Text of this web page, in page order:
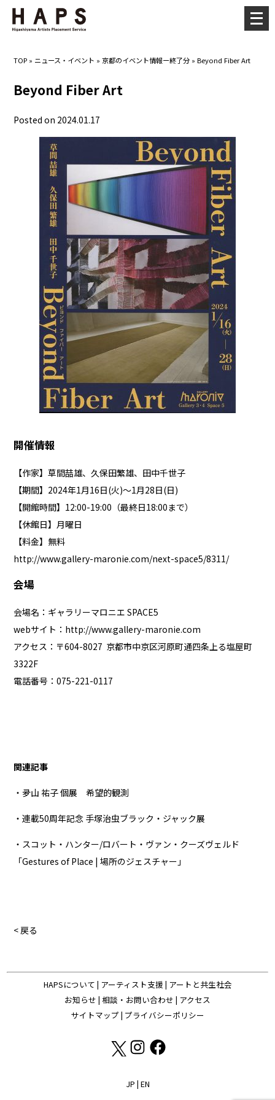
TOP » ニュース・イベント »京都のイベント情報ー終了分 »Beyond Fiber Art
Beyond Fiber Art
Posted on 2024.01.17
開催情報
【作家】草間喆雄、久保田繁雄、田中千世子
【期間】2024年1月16日(火)～1月28日(日)
【開館時間】12:00-19:00（最終日18:00まで）
【休館日】月曜日
【料金】無料
http://www.gallery-maronie.com/next-space5/8311/
会場
会場名：ギャラリーマロニエ SPACE5
webサイト： http://www.gallery-maronie.com
アクセス：〒604-8027 京都市中京区河原町通四条上る塩屋町
3322F
電話番号：075-221-0117
関連記事
・夛山 祐子 個展 希望的観測
・連載50周年記念 手塚治虫ブラック・ジャック展
・スコット・ハンター/ロバート・ヴァン・クーズヴェルド
「Gestures of Place | 場所のジェスチャー」
< 戻る
HAPSについて | アーティスト支援 | アートと共生社会
お知らせ | 相談・お問い合わせ | アクセス
サイトマップ | プライバシーポリシー
JP | EN
メ
ニ
ー